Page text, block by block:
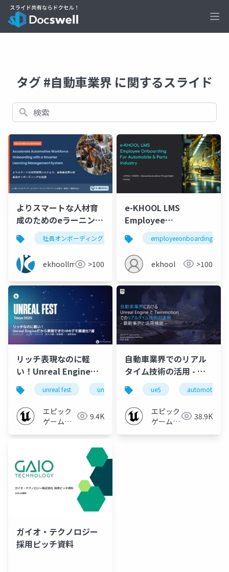
タグ #自動車業界 に関するスライド
検索
よりスマートな人材育
成のためのeラーニング
システム | e-KHOOL
社員オンボーディング 自動車業界研修 e-khoolソ
ekhoollms >100
e-KHOOL LMS
Employee
Onboarding for
Automobile and
Parts Industry
employeeonboarding
ekhool >100
リッチ表現なのに軽
い！Unreal Engineだ
から実現できたHMIデ
モ最適化7選 | Unreal
Fest Tokyo 2025
unreal fest unreal fest tokyo 2025
エピック
ゲームズ
9.4K
自動車業界でのリアル
タイム技術の活用 - 最
新事例と活用機能 -
ue5 automotive
エピック
ゲームズ
38.9K
ガイオ・テクノロジー
採用ピッチ資料